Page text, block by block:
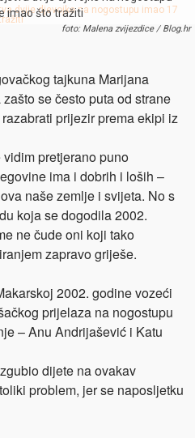
imao što tražiti
foto: Malena zvijezdice / Blog.hr
tajkuna Marijana
se često puta od strane
prijezir prema ekipi iz
pretjerano puno
ima i dobrih i loših –
naše zemlje i svijeta. No s
koja se dogodila 2002.
ne čude oni koji tako
zapravo griješe.
2002. godine vozeći
prijelaza na nogostupu
– Anu Andrijašević i Katu
dijete na ovakav
problem, jer se naposljetku